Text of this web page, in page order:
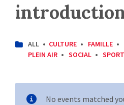
CATEGORIES:
ALL CULTURE FAMILLE
PLEIN AIR
SOCIAL SPORT
No events matched